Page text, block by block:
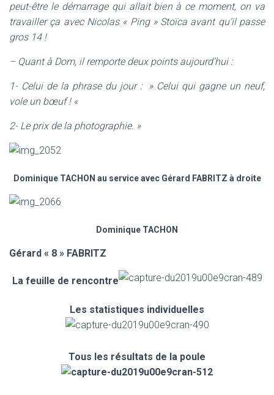
peut-être le démarrage qui allait bien à ce moment, on va
travailler ça avec Nicolas « Ping » Stoïca avant qu’il passe
gros 14 !
– Quant à Dom, il remporte deux points aujourd’hui :
1- Celui de la phrase du jour : » Celui qui gagne un neuf,
vole un bœuf ! «
2- Le prix de la photographie. »
Dominique TACHON au service avec Gérard FABRITZ à droite
Dominique TACHON
Gérard « 8 » FABRITZ
La feuille de rencontre
Les statistiques individuelles
Tous les résultats de la poule